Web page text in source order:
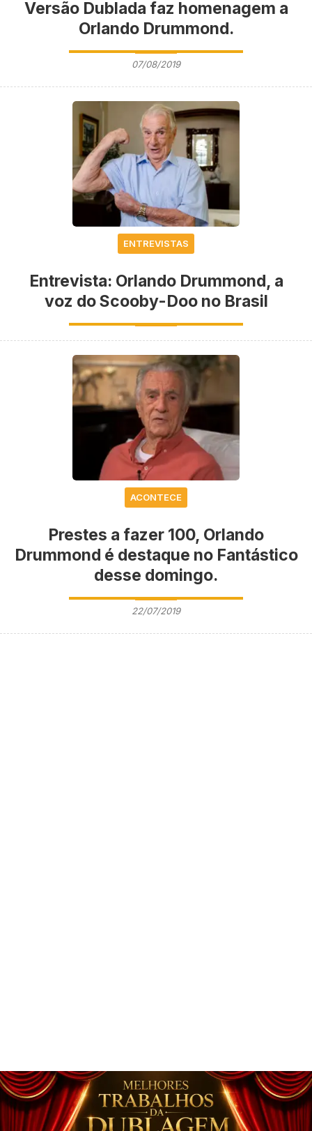
Versão Dublada faz homenagem a
Orlando Drummond.
07/08/2019
ENTREVISTAS
Entrevista: Orlando Drummond, a
voz do Scooby-Doo no Brasil
ACONTECE
Prestes a fazer 100, Orlando
Drummond é destaque no Fantástico
desse domingo.
22/07/2019